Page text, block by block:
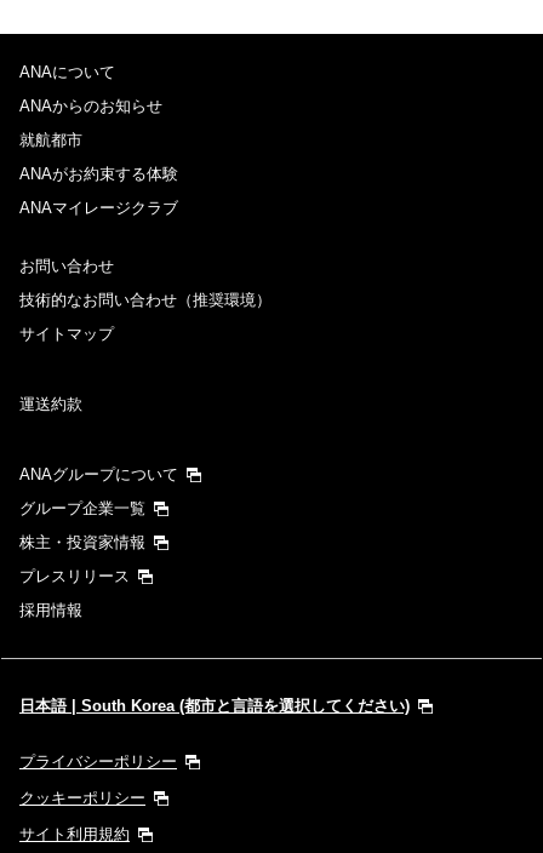
ANAについて
ANAからのお知らせ
就航都市
ANAがお約束する体験
ANAマイレージクラブ
お問い合わせ
技術的なお問い合わせ（推奨環境）
サイトマップ
運送約款
ANAグループについて
グループ企業一覧
株主・投資家情報
プレスリリース
採用情報
日本語 | South Korea (都市と言語を選択してください)
プライバシーポリシー
クッキーポリシー
サイト利用規約